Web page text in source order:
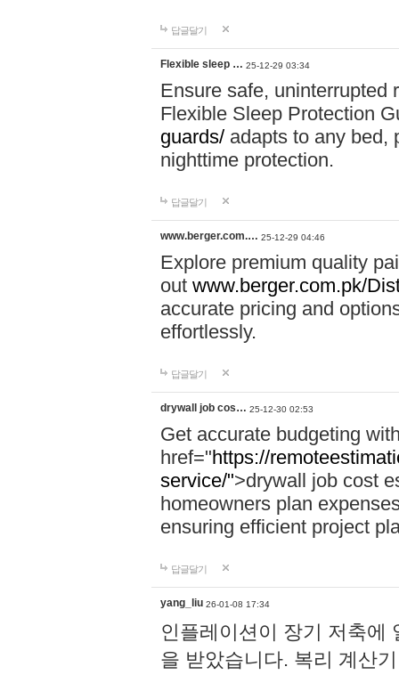
답글달기
Flexible sleep … 25-12-29 03:34
Ensure safe, uninterrupted
Flexible Sleep Protection
guards/ adapts to any bed,
nighttime protection.
답글달기
www.berger.com.… 25-12-29 04:46
Explore premium quality
out www.berger.com.pk/
accurate pricing and
effortlessly.
답글달기
drywall job cos… 25-12-30 02:53
Get accurate budgeting
href="https://
service/">drywall job cost
homeowners plan
ensuring efficient project
답글달기
yang_liu 26-01-08 17:34
인플레이션이 장기 저축에
을 받았습니다. 복리 계산